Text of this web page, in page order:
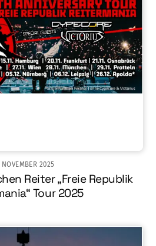
2025
Reiter „Freie Republik
Tour 2025